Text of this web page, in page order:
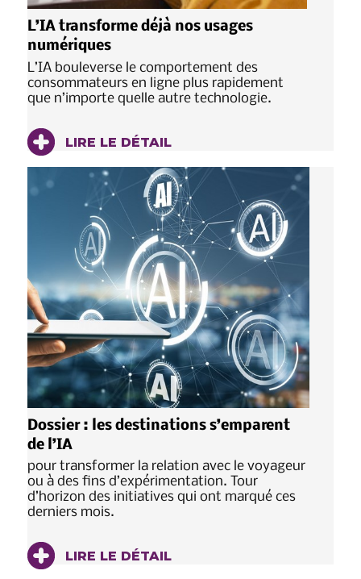
L’IA transforme déjà nos usages
numériques
L’IA bouleverse le comportement des
consommateurs en ligne plus rapidement
que n’importe quelle autre technologie.
LIRE LE DÉTAIL
Dossier : les destinations s’emparent
de l’IA
pour transformer la relation avec le voyageur
ou à des fins d’expérimentation. Tour
d’horizon des initiatives qui ont marqué ces
derniers mois.
LIRE LE DÉTAIL